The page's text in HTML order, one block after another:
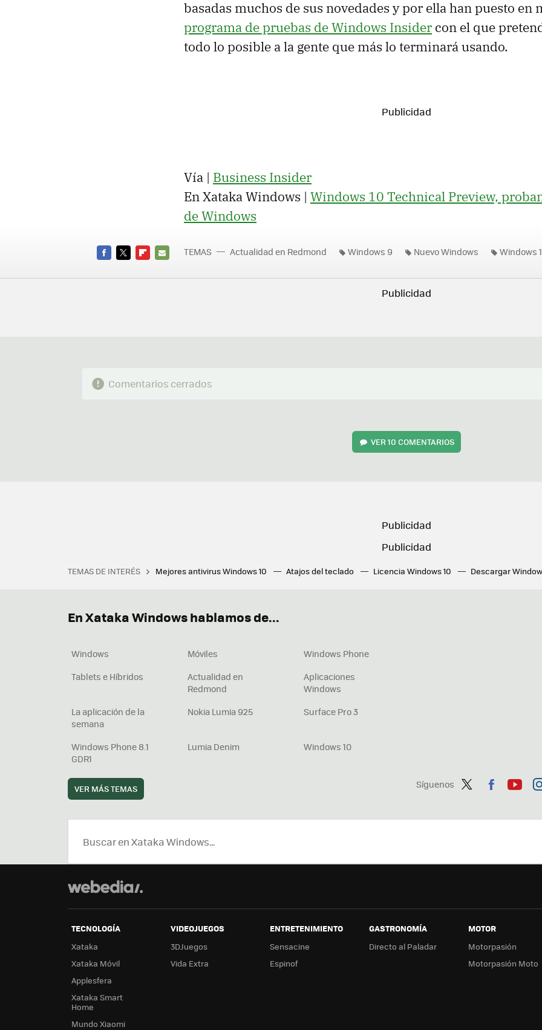
basadas muchos de sus novedades y por ella han puesto en
programa de pruebas de Windows Insider con el que
todo lo posible a la gente que más lo terminará usando.
Vía | Business Insider
En Xataka Windows | Windows 10 Technical Preview,
de Windows
MAIL
TEMAS Actualidad en Redmond Windows 9 Nuevo Windows Windows
Comentarios cerrados
VER10 COMENTARIOS
TEMAS DE INTERÉS Mejores antivirus Windows 10 Atajos del teclado Licencia Windows 10
Descargar
Síguenos
ter
ebo tub
En Xataka Windows hablamos de...
Windows Móviles
Windows Phone
Tablets e Híbridos
Actualidad en
Redmond
Aplicaciones
Windows
La aplicación de la
semana
Nokia Lumia 925 Surface Pro 3
Windows Phone 8.1
GDR1
Lumia Denim Windows 10
VER MÁS TEMAS
TECNOLOGÍA
Xataka
Xataka Móvil
Applesfera
Xataka Smart
Home
Mundo Xiaomi
VIDEOJUEGOS
3DJuegos
Vida Extra
ENTRETENIMIENTO
Sensacine
Espinof
GASTRONOMÍA
Directo al Paladar
MOTOR
Motorpasión
Motorpasión Moto